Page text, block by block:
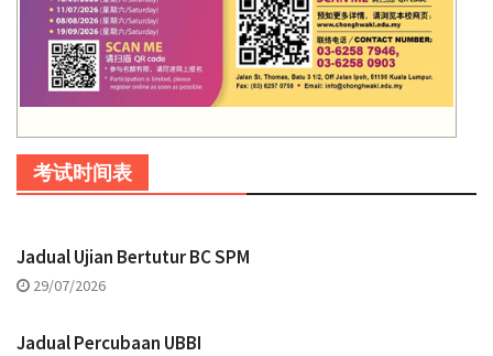
考试时间表
Jadual Ujian Bertutur BC SPM
29/07/2026
Jadual Percubaan UBBI